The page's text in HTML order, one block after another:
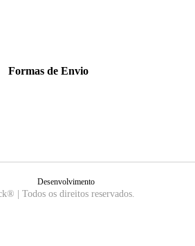
Formas de Envio
| Todos os direitos reservados.
Desenvolvimento